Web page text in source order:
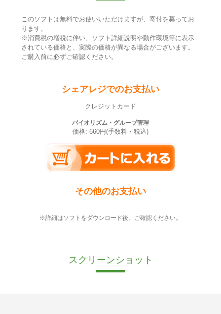
このソフトは無料でお使いいただけますが、寄付を募ってお
ります。
※消費税の増税に伴い、ソフト詳細説明や動作環境等に表示
されている価格と、実際の価格が異なる場合がございます。
ご購入前に必ずご確認ください。
シェアレジでのお支払い
クレジットカード
バイオリズム・グループ管理
価格: 660円(手数料・税込)
その他のお支払い
※詳細はソフトをダウンロード後、ご確認ください。
スクリーンショット